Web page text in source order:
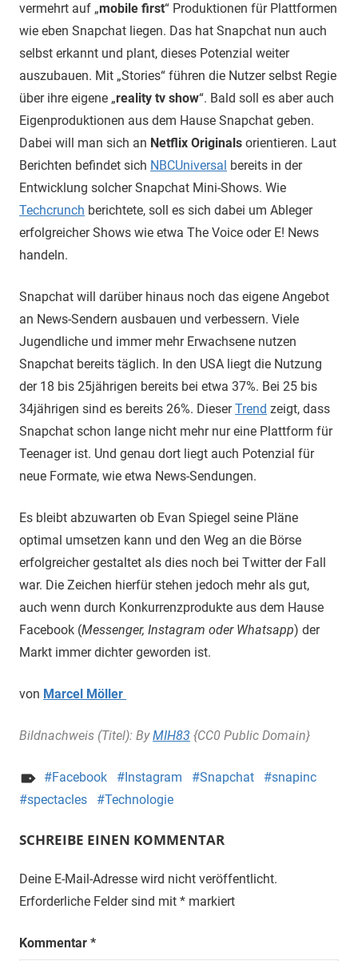
vermehrt auf „mobile first“ Produktionen für Plattformen
wie eben Snapchat liegen. Das hat Snapchat nun auch
selbst erkannt und plant, dieses Potenzial weiter
auszubauen. Mit „Stories“ führen die Nutzer selbst Regie
über ihre eigene „reality tv show“. Bald soll es aber auch
Eigenproduktionen aus dem Hause Snapchat geben.
Dabei will man sich an Netflix Originals orientieren. Laut
Berichten befindet sich NBCUniversal bereits in der
Entwicklung solcher Snapchat Mini-Shows. Wie
Techcrunch berichtete, soll es sich dabei um Ableger
erfolgreicher Shows wie etwa The Voice oder E! News
handeln.
Snapchat will darüber hinaus noch das eigene Angebot
an News-Sendern ausbauen und verbessern. Viele
Jugendliche und immer mehr Erwachsene nutzen
Snapchat bereits täglich. In den USA liegt die Nutzung
der 18 bis 25jährigen bereits bei etwa 37%. Bei 25 bis
34jährigen sind es bereits 26%. DieserTrend zeigt, dass
Snapchat schon lange nicht mehr nur eine Plattform für
Teenager ist. Und genau dort liegt auch Potenzial für
neue Formate, wie etwa News-Sendungen.
Es bleibt abzuwarten ob Evan Spiegel seine Pläne
optimal umsetzen kann und den Weg an die Börse
erfolgreicher gestaltet als dies noch bei Twitter der Fall
war. Die Zeichen hierfür stehen jedoch mehr als gut,
auch wenn durch Konkurrenzprodukte aus dem Hause
Facebook (Messenger, Instagram oder Whatsapp) der
Markt immer dichter geworden ist.
von Marcel Möller
Bildnachweis (Titel): ByMIH83 {CC0 Public Domain}
Facebook Instagram Snapchat
snapinc
spectacles
Technologie
SCHREIBE EINEN KOMMENTAR
Deine E-Mail-Adresse wird nicht veröffentlicht.
Erforderliche Felder sind mit * markiert
Kommentar *